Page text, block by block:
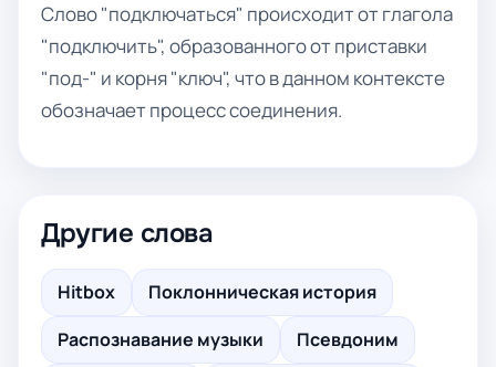
Слово "подключаться" происходит от глагола
"подключить", образованного от приставки
"под-" и корня "ключ", что в данном контексте
обозначает процесс соединения.
Другие слова
Hitbox
Поклонническая история
Распознавание музыки
Псевдоним